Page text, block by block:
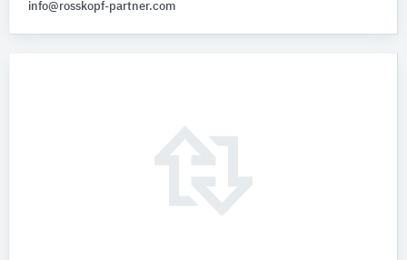
info@rosskopf-partner.com